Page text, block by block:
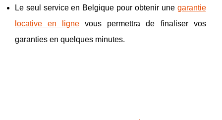
Le seul service en Belgique pour obtenir une garantie
locative en ligne vous permettra de finaliser vos
garanties en quelques minutes.